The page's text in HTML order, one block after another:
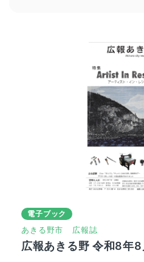
電子ブック
あきる野市 広報誌
広報あきる野 令和8年8